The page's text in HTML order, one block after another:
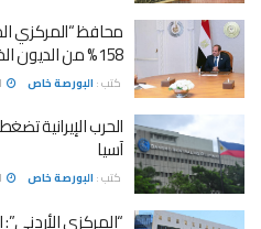
محافظ “المركزي
158% من الديون الخارجية قصيرة الأجل
كتب : البورصة خاص
الحرب الإيرانية
آسيا
كتب : البورصة خاص